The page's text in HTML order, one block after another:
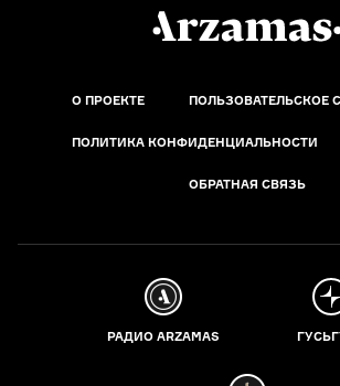
О ПРОЕКТЕ ПОЛЬЗОВАТЕЛЬСКОЕ
ПОЛИТИКА КОНФИДЕНЦИАЛЬНОСТИ
ОБРАТНАЯ СВЯЗЬ
РАДИО ARZAMAS